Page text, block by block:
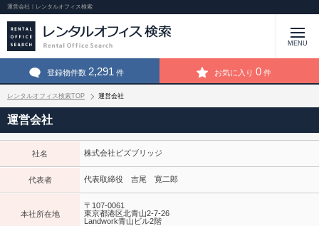
運営会社｜レンタルオフィス検索
MENU
登録物件数 2,291 件 お気に入り 0 件
レンタルオフィス検索TOP 運営会社
運営会社
社名 株式会社ビズブリッジ
代表者 代表取締役 吉尾 寛二郎
本社所在地
〒107-0061
東京都港区北青山2-7-26
Landwork青山ビル2階